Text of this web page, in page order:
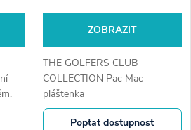
ZOBRAZIT
THE GOLFERS CLUB
COLLECTION Pac Mac
pláštenka
Poptat dostupnost